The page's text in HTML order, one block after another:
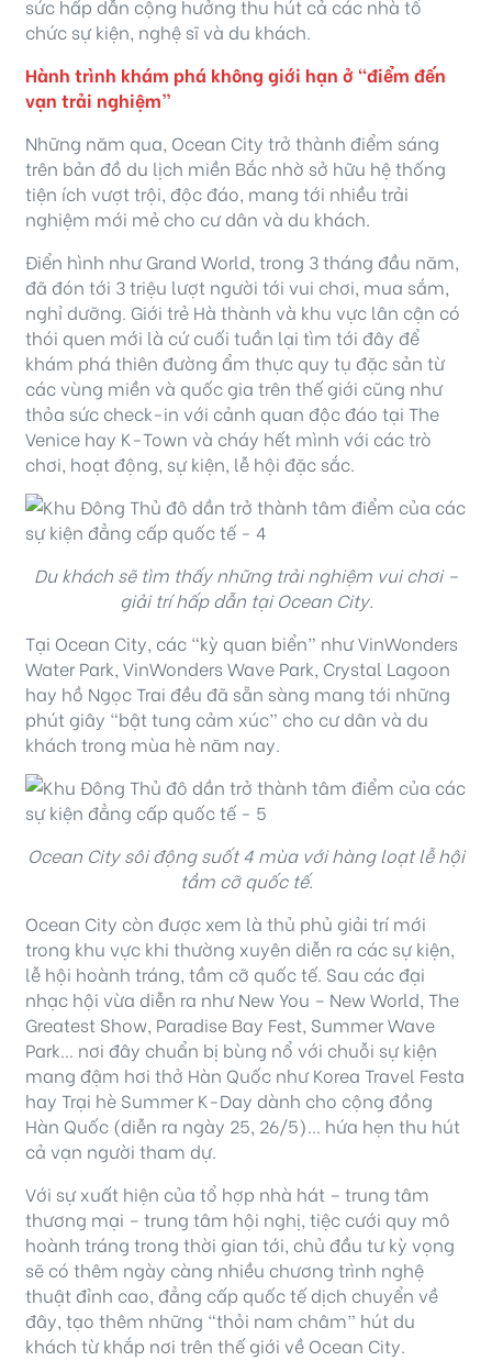
sức hấp dẫn cộng hưởng thu hút cả các nhà tổ
chức sự kiện, nghệ sĩ và du khách.
Hành trình khám phá không giới hạn ở “điểm đến
vạn trải nghiệm”
Những năm qua, Ocean City trở thành điểm sáng
trên bản đồ du lịch miền Bắc nhờ sở hữu hệ thống
tiện ích vượt trội, độc đáo, mang tới nhiều trải
nghiệm mới mẻ cho cư dân và du khách.
Điển hình như Grand World, trong 3 tháng đầu năm,
đã đón tới 3 triệu lượt người tới vui chơi, mua sắm,
nghỉ dưỡng. Giới trẻ Hà thành và khu vực lân cận có
thói quen mới là cứ cuối tuần lại tìm tới đây để
khám phá thiên đường ẩm thực quy tụ đặc sản từ
các vùng miền và quốc gia trên thế giới cũng như
thỏa sức check-in với cảnh quan độc đáo tại The
Venice hay K-Town và cháy hết mình với các trò
chơi, hoạt động, sự kiện, lễ hội đặc sắc.
Du khách sẽ tìm thấy những trải nghiệm vui chơi –
giải trí hấp dẫn tại Ocean City.
Tại Ocean City, các “kỳ quan biển” như VinWonders
Water Park, VinWonders Wave Park, Crystal Lagoon
hay hồ Ngọc Trai đều đã sẵn sàng mang tới những
phút giây “bật tung cảm xúc” cho cư dân và du
khách trong mùa hè năm nay.
Ocean City sôi động suốt 4 mùa với hàng loạt lễ hội
tầm cỡ quốc tế.
Ocean City còn được xem là thủ phủ giải trí mới
trong khu vực khi thường xuyên diễn ra các sự kiện,
lễ hội hoành tráng, tầm cỡ quốc tế. Sau các đại
nhạc hội vừa diễn ra như New You – New World, The
Greatest Show, Paradise Bay Fest, Summer Wave
Park… nơi đây chuẩn bị bùng nổ với chuỗi sự kiện
mang đậm hơi thở Hàn Quốc như Korea Travel Festa
hay Trại hè Summer K-Day dành cho cộng đồng
Hàn Quốc (diễn ra ngày 25, 26/5)… hứa hẹn thu hút
cả vạn người tham dự.
Với sự xuất hiện của tổ hợp nhà hát – trung tâm
thương mại – trung tâm hội nghị, tiệc cưới quy mô
hoành tráng trong thời gian tới, chủ đầu tư kỳ vọng
sẽ có thêm ngày càng nhiều chương trình nghệ
thuật đỉnh cao, đẳng cấp quốc tế dịch chuyển về
đây, tạo thêm những “thỏi nam châm” hút du
khách từ khắp nơi trên thế giới về Ocean City.